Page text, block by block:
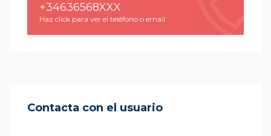
+34636568XXX
Haz click para ver el teléfono o email
Contacta con el usuario